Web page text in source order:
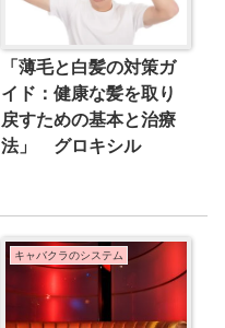
「薄毛と白髪の対策ガ
イド：健康な髪を取り
戻すための基本と治療
法」 グロキシル
キャバクラのシステム